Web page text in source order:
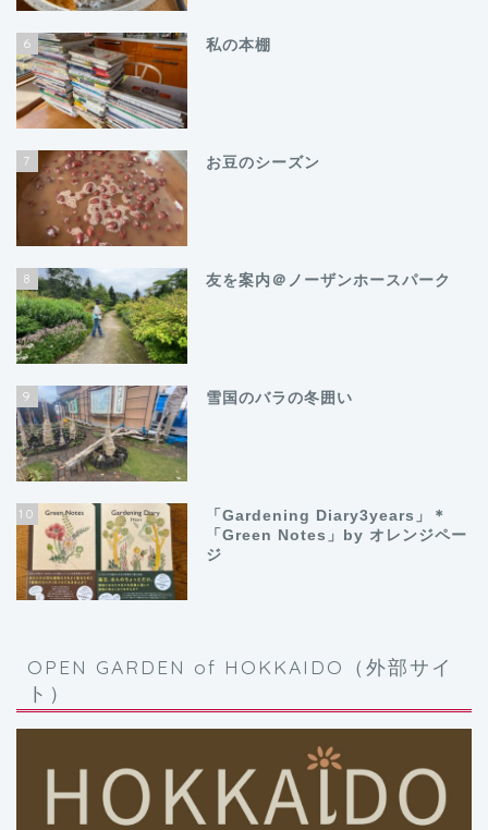
6 私の本棚
7 お豆のシーズン
8 友を案内＠ノーザンホースパーク
9 雪国のバラの冬囲い
10
「Gardening Diary3years」＊
「Green Notes」by オレンジペー
ジ
OPEN GARDEN of HOKKAIDO（外部サイ
ト）